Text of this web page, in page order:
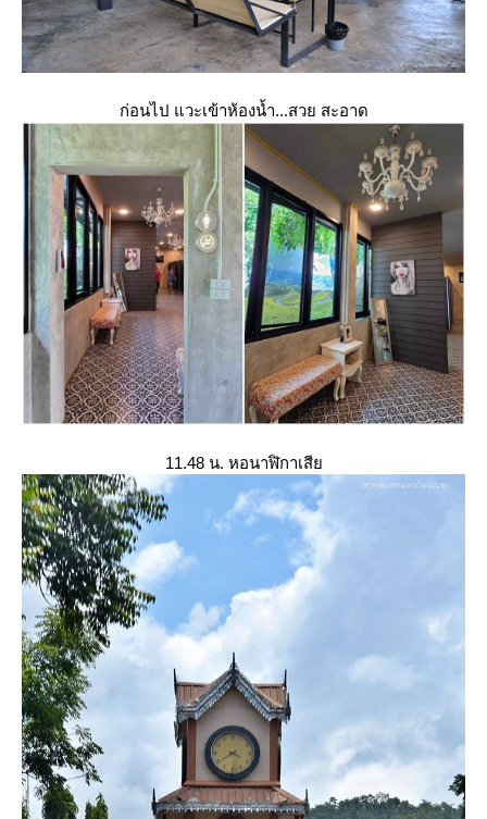
ก่อนไป แวะเข้าห้องน้ำ...สวย สะอาด
11.48 น. หอนาฬิกาเสี